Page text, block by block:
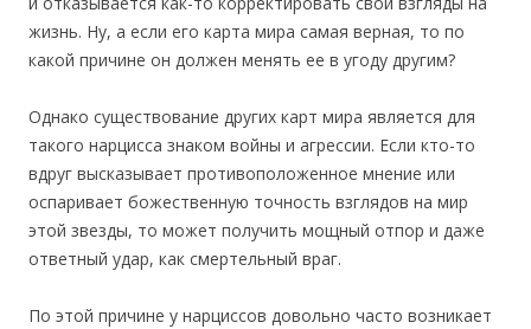
жизнь. Ну, а если его карта мира самая верная, то по
какой причине он должен менять ее в угоду другим?
Однако существование других карт мира является для
такого нарцисса знаком войны и агрессии. Если кто-то
вдруг высказывает противоположенное мнение или
оспаривает божественную точность взглядов на мир
этой звезды, то может получить мощный отпор и даже
ответный удар, как смертельный враг.
По этой причине у нарциссов довольно часто возникает